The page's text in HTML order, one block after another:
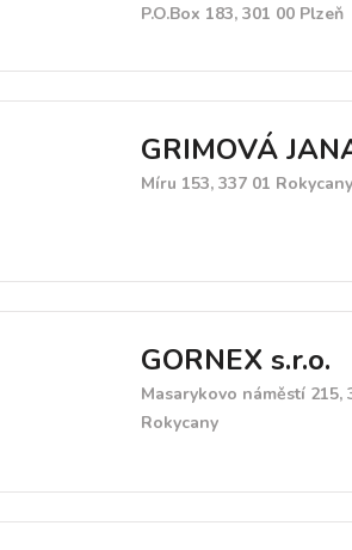
P.O.Box 183, 301 00 Plzeň
GRIMOVÁ
Míru 153, 337 01 Rokycany
GORNEX s.r.o.
Masarykovo náměstí 215,
Rokycany